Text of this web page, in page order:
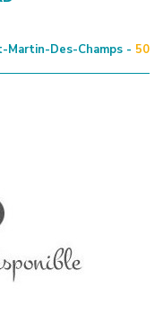
Martin-Des-Champs - 50